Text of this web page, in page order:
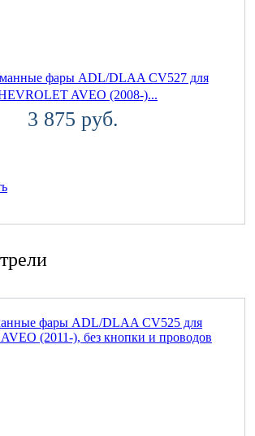
фары ADL/DLAA CV527 для
AVEO (2008-)...
3 875 руб.